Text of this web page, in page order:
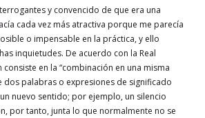
y convencido de que era una
cada vez más atractiva porque me parecía
o impensable en la práctica, y ello
inquietudes. De acuerdo con la Real
en la “combinación en una misma
dos palabras o expresiones de significado
nuevo sentido; por ejemplo, un silencio
por tanto, junta lo que normalmente no se